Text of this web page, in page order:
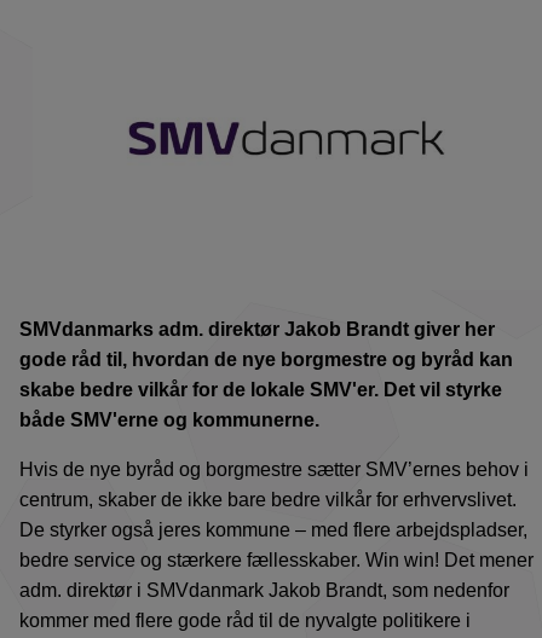
SMVdanmarks adm. direktør Jakob Brandt giver her
gode råd til, hvordan de nye borgmestre og byråd kan
skabe bedre vilkår for de lokale SMV'er. Det vil styrke
både SMV'erne og kommunerne.
Hvis de nye byråd og borgmestre sætter SMV’ernes behov i
centrum, skaber de ikke bare bedre vilkår for erhvervslivet.
De styrker også jeres kommune – med flere arbejdspladser,
bedre service og stærkere fællesskaber. Win win! Det mener
adm. direktør i SMVdanmark Jakob Brandt, som nedenfor
kommer med flere gode råd til de nyvalgte politikere i